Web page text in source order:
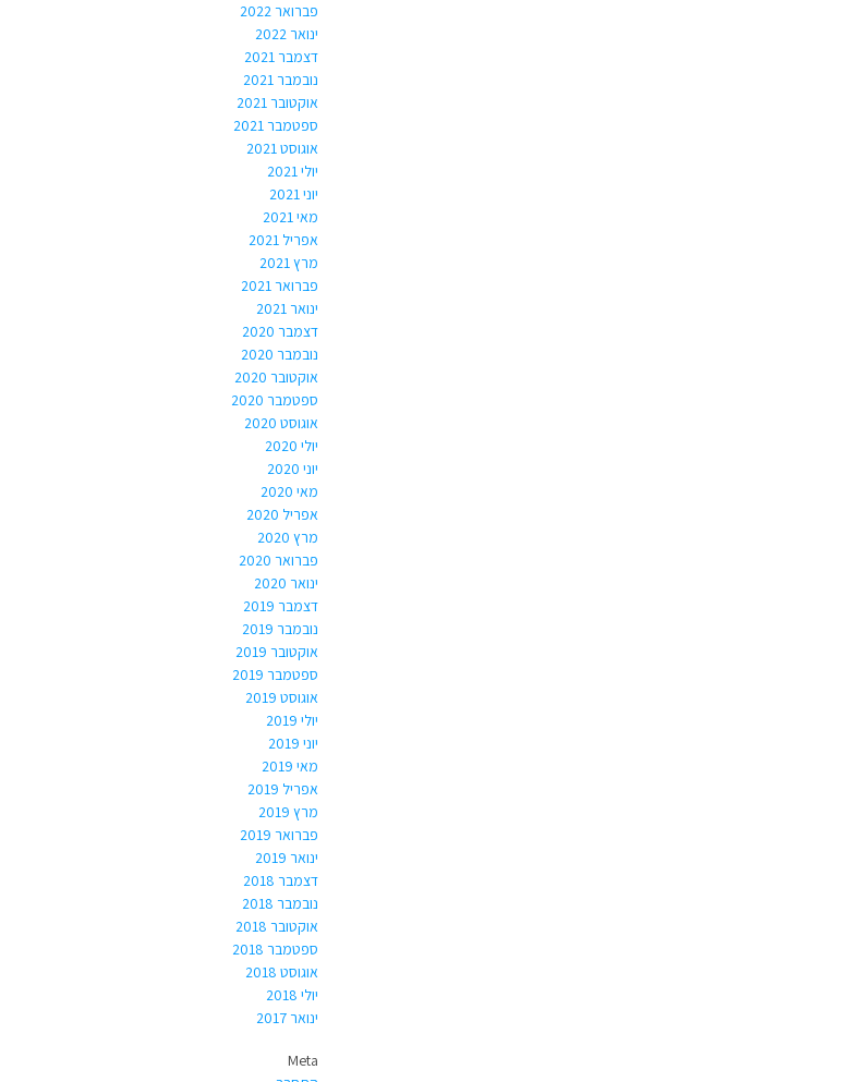
פברואר 2022
ינואר 2022
דצמבר 2021
נובמבר 2021
אוקטובר 2021
ספטמבר 2021
אוגוסט 2021
יולי 2021
יוני 2021
מאי 2021
אפריל 2021
מרץ 2021
פברואר 2021
ינואר 2021
דצמבר 2020
נובמבר 2020
אוקטובר 2020
ספטמבר 2020
אוגוסט 2020
יולי 2020
יוני 2020
מאי 2020
אפריל 2020
מרץ 2020
פברואר 2020
ינואר 2020
דצמבר 2019
נובמבר 2019
אוקטובר 2019
ספטמבר 2019
אוגוסט 2019
יולי 2019
יוני 2019
מאי 2019
אפריל 2019
מרץ 2019
פברואר 2019
ינואר 2019
דצמבר 2018
נובמבר 2018
אוקטובר 2018
ספטמבר 2018
אוגוסט 2018
יולי 2018
ינואר 2017
Meta